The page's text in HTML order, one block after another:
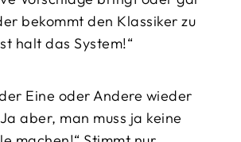
bekommt den Klassiker zu
halt das System!“
Eine oder Andere wieder
aber, man muss ja keine